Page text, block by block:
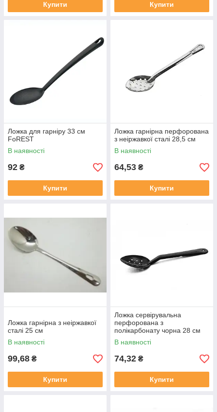
Купити Купити
Ложка для гарніру 33 см
FoREST
В наявності
92 ₴
Купити
Ложка гарнірна перфорована
з неіржавкої сталі 28,5 см
В наявності
64,53 ₴
Купити
Ложка гарнірна з неіржавкої
сталі 25 см
В наявності
99,68 ₴
Купити
Ложка сервірувальна
перфорована з
полікарбонату чорна 28 см
В наявності
74,32 ₴
Купити